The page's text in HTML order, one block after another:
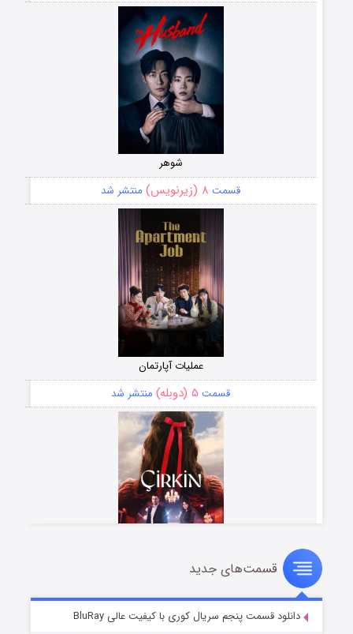
شوهر
قسمت ۸ (زیرنویس) منتشر شد
عملیات آپارتمان
قسمت ۵ (دوبله) منتشر شد
سریال زشت
قسمت۲ (زیرنویس) منتشر شد
قسمت‌های جدید
دانلود قسمت پنجم سریال کوری با کیفیت عالی BluRay